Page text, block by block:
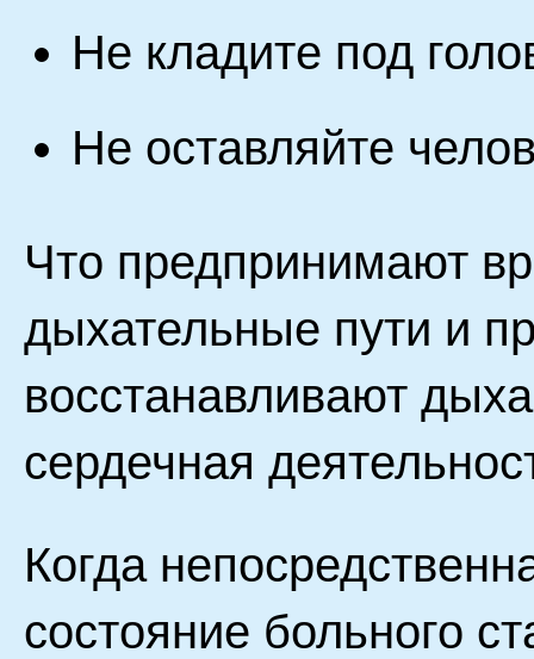
Не кладите под
Не оставляйте
Что предпринимают
дыхательные пути и
восстанавливают
сердечная
Когда
состояние больного